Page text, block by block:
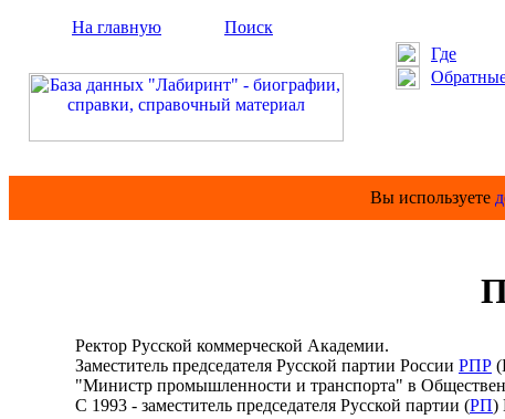
На главную
Поиск
Где
Вы используете
Ректор Русской коммерческой Академии.
Заместитель председателя Русской партии России РПР
"Министр промышленности и транспорта" в
С 1993 - заместитель председателя Русской партии (РП)